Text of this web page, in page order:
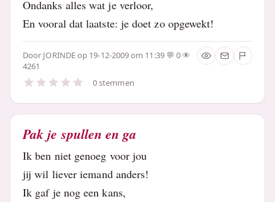
Ondanks alles wat je verloor,
En vooral dat laatste: je doet zo opgewekt!
Door JORINDEop 19-12-2009 om 11:39
0
4261
0 stemmen
Pak je spullen en ga
Ik ben niet genoeg voor jou
jij wil liever iemand anders!
Ik gaf je nog een kans,